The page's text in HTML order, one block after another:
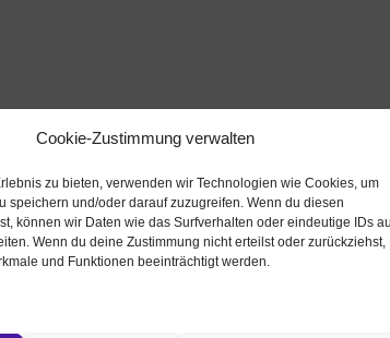
Cookie-Zustimmung verwalten
zu bieten, verwenden wir Technologien wie Cookies, um
speichern und/oder darauf zuzugreifen. Wenn du diesen
können wir Daten wie das Surfverhalten oder eindeutige IDs
Wenn du deine Zustimmung nicht erteilst oder zurückziehst,
und Funktionen beeinträchtigt werden.